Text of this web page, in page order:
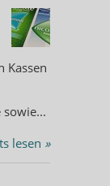
Kassen
lesen »